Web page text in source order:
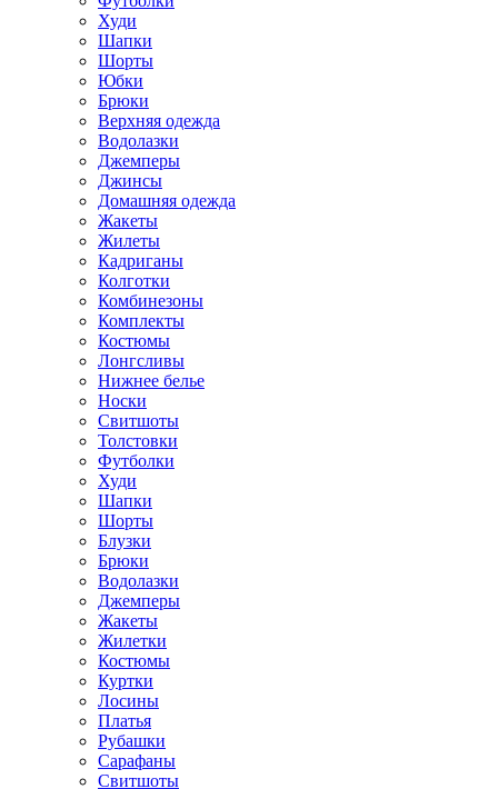
Худи
Шапки
Шорты
Юбки
Брюки
Верхняя одежда
Водолазки
Джемперы
Джинсы
Домашняя одежда
Жакеты
Жилеты
Кадриганы
Колготки
Комбинезоны
Комплекты
Костюмы
Лонгсливы
Нижнее белье
Носки
Свитшоты
Толстовки
Футболки
Худи
Шапки
Шорты
Блузки
Брюки
Водолазки
Джемперы
Жакеты
Жилетки
Костюмы
Куртки
Лосины
Платья
Рубашки
Сарафаны
Свитшоты